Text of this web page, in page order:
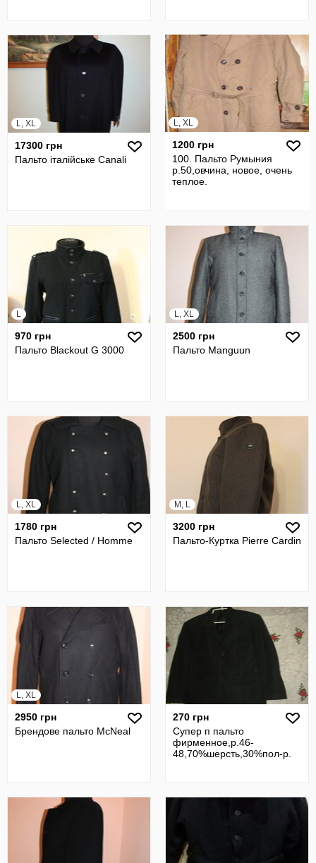
L, XL
17300 грн
Пальто італійське Canali
L, XL
1200 грн
100. Пальто Румыния
р.50,овчина, новое, очень
теплое.
L
970 грн
Пальто Blackout G 3000
L, XL
2500 грн
Пальто Manguun
L, XL
1780 грн
Пальто Selected / Homme
M, L
3200 грн
Пальто-Куртка Pierre Cardin
L, XL
2950 грн
Брендове пальто McNeal
270 грн
Супер п пальто
фирменное,р.46-
48,70%шерсть,30%пол-р.